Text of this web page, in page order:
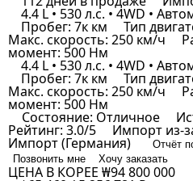
4.4 L • 530 л.с. • 4WD •
Пробег: 7к км Тип
Макс. скорость: 250 км/ч
момент: 500 Нм
4.4 L • 530 л.с. • 4WD •
Пробег: 7к км Тип
Макс. скорость: 250 км/ч
момент: 500 Нм
Состояние: Отличное
Рейтинг: 3.0/5 Импорт из-
Импорт (Германия)
Отчёт
Позвонить мне
Хочу заказать
ЦЕНА В КОРЕЕ ₩94 800 000